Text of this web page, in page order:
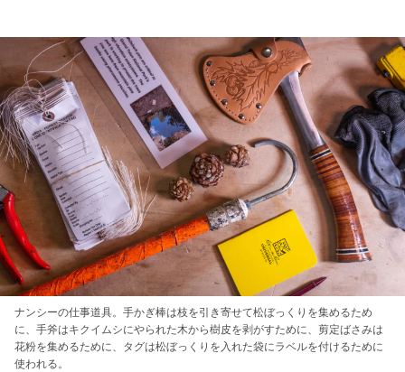
ナンシーの仕事道具。手かぎ棒は枝を引き寄せて松ぼっくりを集めるため
に、手斧はキクイムシにやられた木から樹皮を剥がすために、剪定ばさみは
花粉を集めるために、タグは松ぼっくりを入れた袋にラベルを付けるために
使われる。